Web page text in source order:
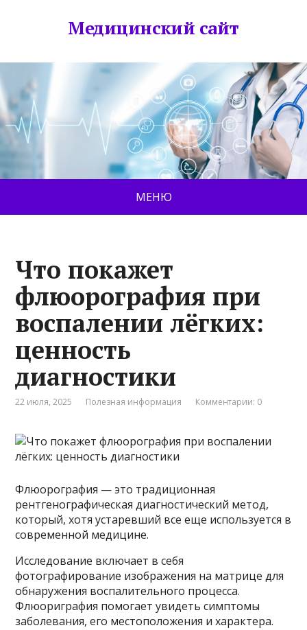
Медицинский сайт
МЕНЮ
Что покажет
флюорография при
воспалении лёгких:
ценность
диагностики
22 июля, 2025 Полезная информация Комментарии: 0
Флюорография — это традиционная
рентгенографическая диагностический метод,
который, хотя устаревший все еще используется в
современной медицине.
Исследование включает в себя
фотографирование изображения на матрице для
обнаружения воспалительного процесса.
Флюориграфия помогает увидеть симптомы
заболевания, его местоположения и характера.